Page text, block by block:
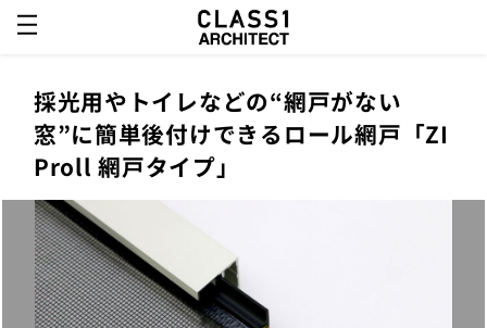
採光用やトイレなどの“網戸がない
窓”に簡単後付けできるロール網戸「ZI
Proll 網戸タイプ」